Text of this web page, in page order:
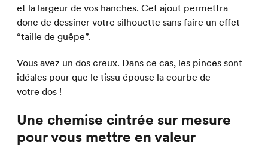
et la largeur de vos hanches. Cet ajout permettra
donc de dessiner votre silhouette sans faire un effet
“taille de guêpe”.
Vous avez un dos creux. Dans ce cas, les pinces sont
idéales pour que le tissu épouse la courbe de
votre dos !
Une chemise cintrée sur mesure
pour vous mettre en valeur